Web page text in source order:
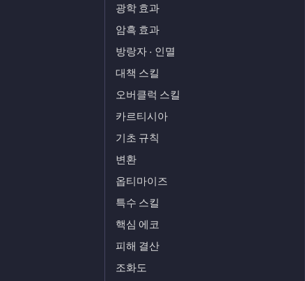
광학 효과
암흑 효과
방랑자 · 인멸
대책 스킬
오버클럭 스킬
카르티시아
기초 규칙
변환
옵티마이즈
특수 스킬
핵심 에코
피해 결산
조화도